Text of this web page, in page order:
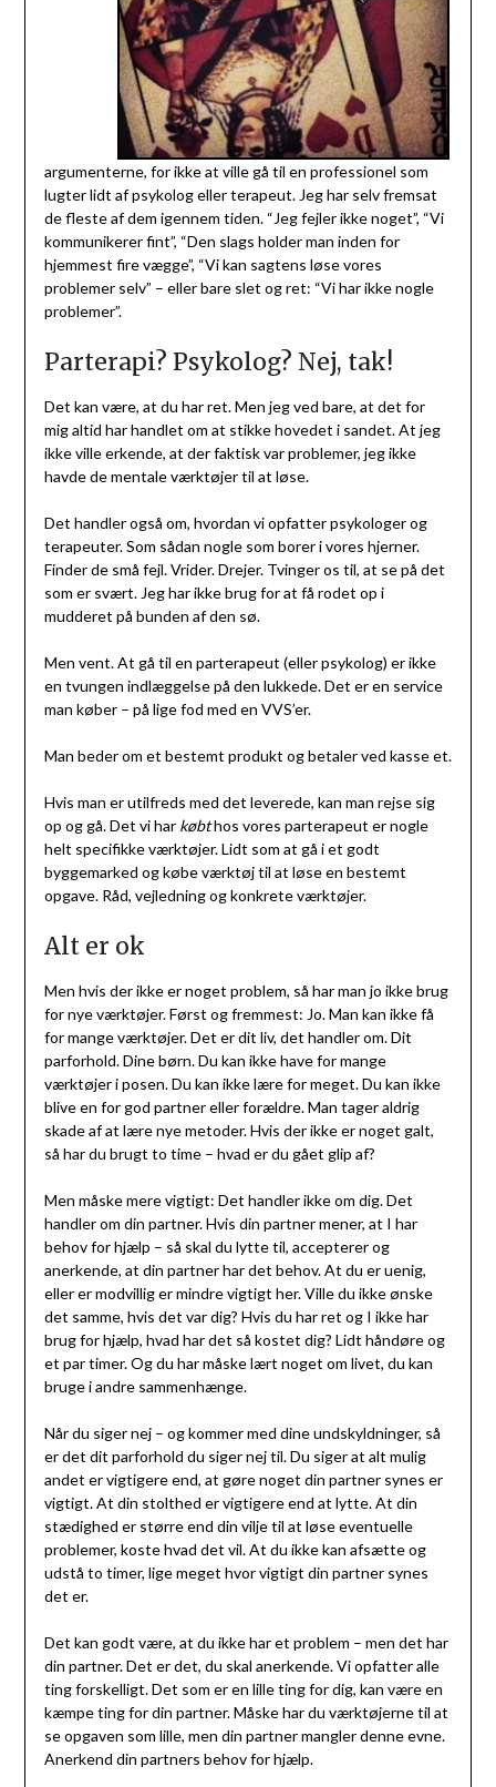
argumenterne, for ikke at ville gå til en professionel som
lugter lidt af psykolog eller terapeut. Jeg har selv fremsat
de fleste af dem igennem tiden. “Jeg fejler ikke noget”, “Vi
kommunikerer fint”, “Den slags holder man inden for
hjemmest fire vægge”, “Vi kan sagtens løse vores
problemer selv” – eller bare slet og ret: “Vi har ikke nogle
problemer”.
Parterapi? Psykolog? Nej, tak!
Det kan være, at du har ret. Men jeg ved bare, at det for
mig altid har handlet om at stikke hovedet i sandet. At jeg
ikke ville erkende, at der faktisk var problemer, jeg ikke
havde de mentale værktøjer til at løse.
Det handler også om, hvordan vi opfatter psykologer og
terapeuter. Som sådan nogle som borer i vores hjerner.
Finder de små fejl. Vrider. Drejer. Tvinger os til, at se på det
som er svært. Jeg har ikke brug for at få rodet op i
mudderet på bunden af den sø.
Men vent. At gå til en parterapeut (eller psykolog) er ikke
en tvungen indlæggelse på den lukkede. Det er en service
man køber – på lige fod med en VVS’er.
Man beder om et bestemt produkt og betaler ved kasse et.
Hvis man er utilfreds med det leverede, kan man rejse sig
op og gå. Det vi har købthos vores parterapeut er nogle
helt specifikke værktøjer. Lidt som at gå i et godt
byggemarked og købe værktøj til at løse en bestemt
opgave. Råd, vejledning og konkrete værktøjer.
Alt er ok
Men hvis der ikke er noget problem, så har man jo ikke brug
for nye værktøjer. Først og fremmest: Jo. Man kan ikke få
for mange værktøjer. Det er dit liv, det handler om. Dit
parforhold. Dine børn. Du kan ikke have for mange
værktøjer i posen. Du kan ikke lære for meget. Du kan ikke
blive en for god partner eller forældre. Man tager aldrig
skade af at lære nye metoder. Hvis der ikke er noget galt,
så har du brugt to time – hvad er du gået glip af?
Men måske mere vigtigt: Det handler ikke om dig. Det
handler om din partner. Hvis din partner mener, at I har
behov for hjælp – så skal du lytte til, accepterer og
anerkende, at din partner har det behov. At du er uenig,
eller er modvillig er mindre vigtigt her. Ville du ikke ønske
det samme, hvis det var dig? Hvis du har ret og I ikke har
brug for hjælp, hvad har det så kostet dig? Lidt håndøre og
et par timer. Og du har måske lært noget om livet, du kan
bruge i andre sammenhænge.
Når du siger nej – og kommer med dine undskyldninger, så
er det dit parforhold du siger nej til. Du siger at alt mulig
andet er vigtigere end, at gøre noget din partner synes er
vigtigt. At din stolthed er vigtigere end at lytte. At din
stædighed er større end din vilje til at løse eventuelle
problemer, koste hvad det vil. At du ikke kan afsætte og
udstå to timer, lige meget hvor vigtigt din partner synes
det er.
Det kan godt være, at du ikke har et problem – men det har
din partner. Det er det, du skal anerkende. Vi opfatter alle
ting forskelligt. Det som er en lille ting for dig, kan være en
kæmpe ting for din partner. Måske har du værktøjerne til at
se opgaven som lille, men din partner mangler denne evne.
Anerkend din partners behov for hjælp.